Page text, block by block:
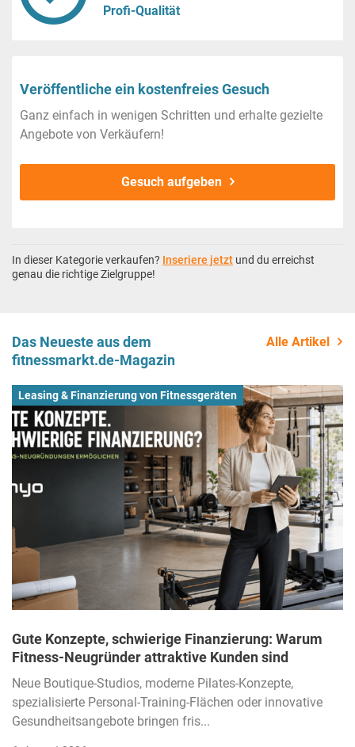
Profi-Qualität
Veröffentliche ein kostenfreies Gesuch
Ganz einfach in wenigen Schritten und erhalte gezielte
Angebote von Verkäufern!
Gesuch aufgeben
In dieser Kategorie verkaufen? Inseriere jetzt und du erreichst
genau die richtige Zielgruppe!
Das Neueste aus dem
fitnessmarkt.de-Magazin
Alle Artikel
Leasing & Finanzierung von Fitnessgeräten
Gute Konzepte, schwierige Finanzierung: Warum
Fitness-Neugründer attraktive Kunden sind
Neue Boutique-Studios, moderne Pilates-Konzepte,
spezialisierte Personal-Training-Flächen oder innovative
Gesundheitsangebote bringen fris...